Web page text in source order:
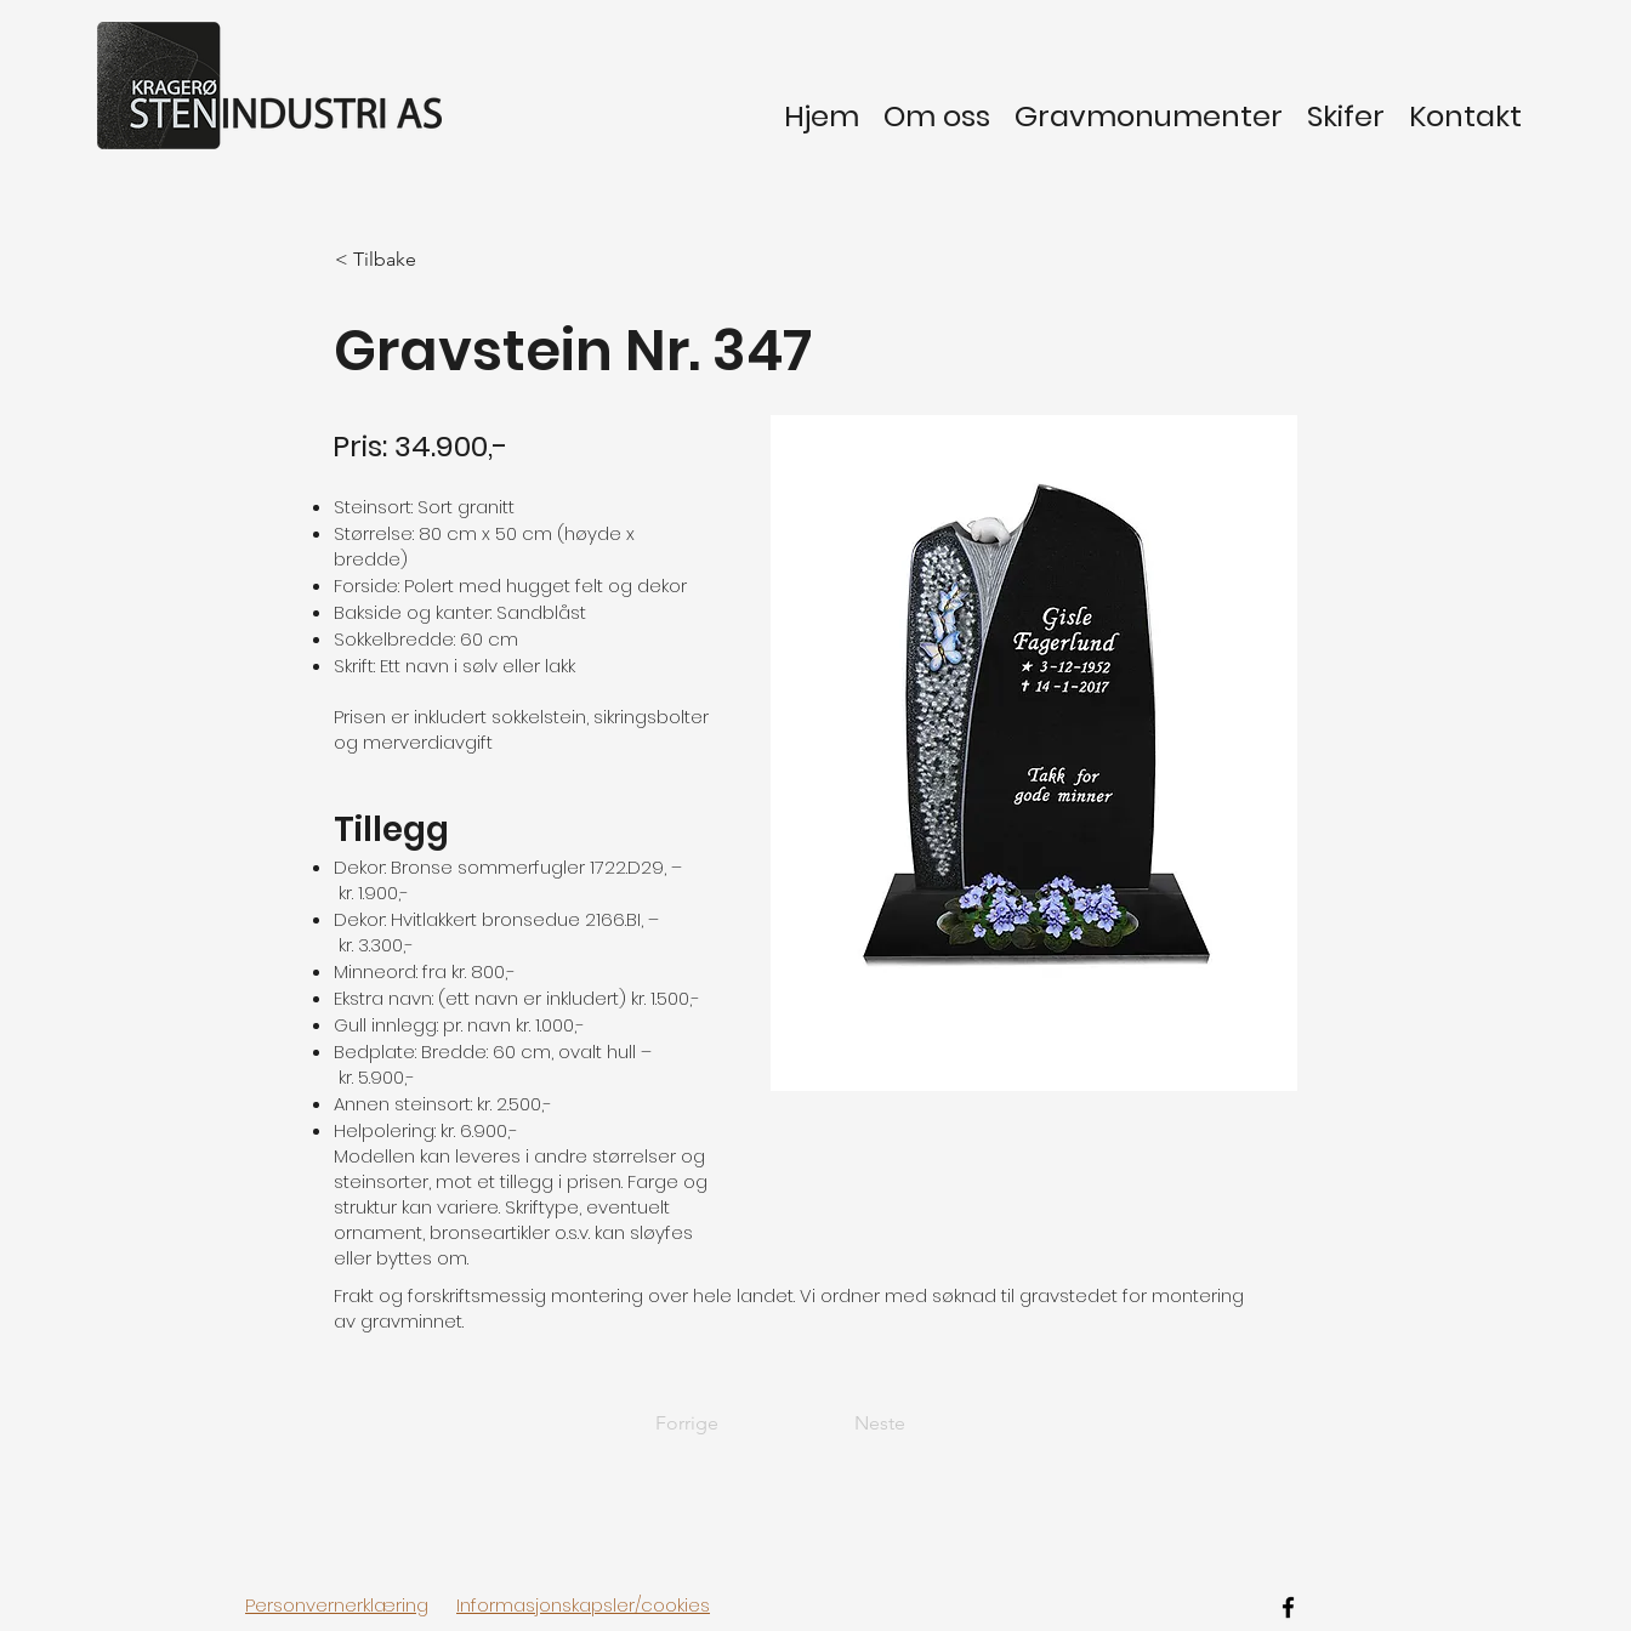
Hjem Om oss Gravmonumenter Skifer Kontakt
< Tilbake
Gravstein Nr. 347
Pris: 34.900,-
Steinsort: Sort granitt
Størrelse: 80 cm x 50 cm (høyde x
bredde)
Forside: Polert med hugget felt og dekor
Bakside og kanter: Sandblåst
Sokkelbredde: 60 cm
Skrift: Ett navn i sølv eller lakk
Prisen er inkludert sokkelstein, sikringsbolter
og merverdiavgift
Tillegg
Dekor: Bronse sommerfugler 1722.D29, –
kr. 1.900,-
Dekor: Hvitlakkert bronsedue 2166.BI, –
kr. 3.300,-
Minneord: fra kr. 800,-
Ekstra navn: (ett navn er inkludert) kr. 1.500,-
Gull innlegg: pr. navn kr. 1.000,-
Bedplate: Bredde: 60 cm, ovalt hull –
kr. 5.900,-
Annen steinsort: kr. 2.500,-
Helpolering: kr. 6.900,-
Modellen kan leveres i andre størrelser og
steinsorter, mot et tillegg i prisen. Farge og
struktur kan variere. Skriftype, eventuelt
ornament, bronseartikler o.s.v. kan sløyfes
eller byttes om.
Frakt og forskriftsmessig montering over hele landet. Vi ordner med søknad til gravstedet for montering
av gravminnet.
Forrige Neste
Personvernerklæring Informasjonskapsler/cookies